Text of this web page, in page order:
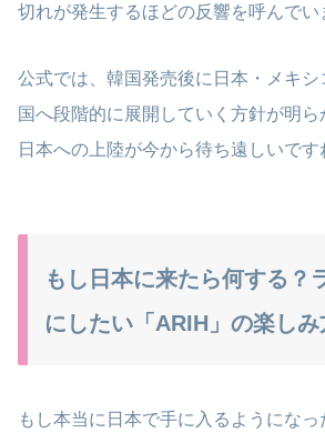
切れが発生するほどの反響を呼んでい
公式では、韓国発売後に日本・メキ
国へ段階的に展開していく方針が明ら
日本への上陸が今から待ち遠しいです
もし日本に来たら何する？
にしたい「ARIH」の楽しみ
もし本当に日本で手に入るようにな